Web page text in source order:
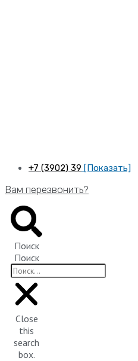
+7 (3902) 39 [Показать]
Вам перезвонить?
Поиск
Поиск
Close
this
search
box.